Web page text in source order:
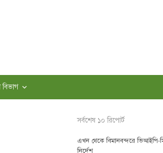
সর্বশেষ ১০ রিপোর্ট
এখন থেকে বিমানবন্দরে
নির্দেশ